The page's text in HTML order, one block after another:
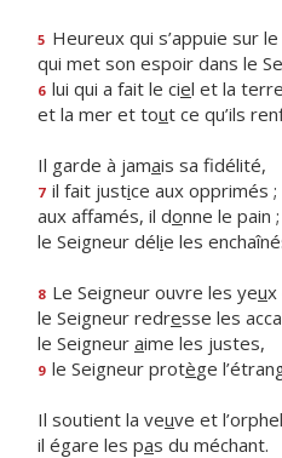
5 Heureux qui s’appuie sur
qui met son espoir dans le
6 lui qui a fait le ciel et la terre
et la mer et tout ce qu’ils
Il garde à jamais sa fidélité,
7 il fait justice aux opprimés ;
aux affamés, il donne le pain ;
le Seigneur délie les
8 Le Seigneur ouvre les yeux
le Seigneur redresse les
le Seigneur aime les justes,
9 le Seigneur protège
Il soutient la veuve et
il égare les pas du méchant.